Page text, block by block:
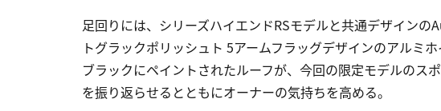
足回りには、シリーズハイエンドRSモデルと共通デザイン
トグラックポリッシュト 5アームフラッグデザインのアルミ
ブラックにペイントされたルーフが、今回の限定モデルのス
を振り返らせるとともにオーナーの気持ちを高める。